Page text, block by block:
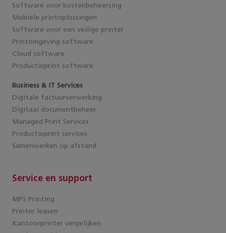
Software voor kostenbeheersing
Mobiele printoplossingen
Software voor een veilige printer
Printomgeving software
Cloud software
Productieprint software
Business & IT Services
Digitale factuurverwerking
Digitaal documentbeheer
Managed Print Services
Productieprint services
Samenwerken op afstand
Service en support
MPS Printing
Printer leasen
Kantoorprinter vergelijken